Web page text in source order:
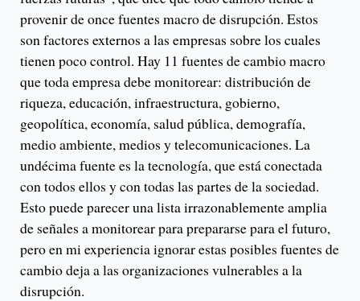
provenir de once fuentes macro de disrupción. Estos
son factores externos a las empresas sobre los cuales
tienen poco control. Hay 11 fuentes de cambio macro
que toda empresa debe monitorear: distribución de
riqueza, educación, infraestructura, gobierno,
geopolítica, economía, salud pública, demografía,
medio ambiente, medios y telecomunicaciones. La
undécima fuente es la tecnología, que está conectada
con todos ellos y con todas las partes de la sociedad.
Esto puede parecer una lista irrazonablemente amplia
de señales a monitorear para prepararse para el futuro,
pero en mi experiencia ignorar estas posibles fuentes de
cambio deja a las organizaciones vulnerables a la
disrupción.